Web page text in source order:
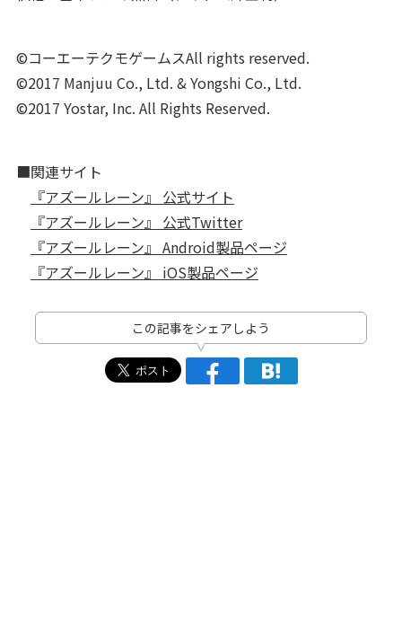
©コーエーテクモゲームスAll rights reserved.
©2017 Manjuu Co., Ltd. & Yongshi Co., Ltd.
©2017 Yostar, Inc. All Rights Reserved.
■関連サイト
『アズールレーン』 公式サイト
『アズールレーン』 公式Twitter
『アズールレーン』 Android製品ページ
『アズールレーン』 iOS製品ページ
この記事をシェアしよう